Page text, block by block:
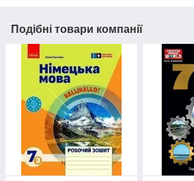
Подібні товари компанії